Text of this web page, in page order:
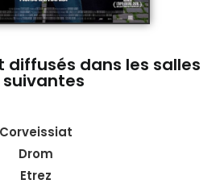
diffusés dans les salles
suivantes
Corveissiat
Drom
Etrez